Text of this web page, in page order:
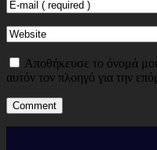
Αποθήκευσε το όνομά
αυτόν τον πλοηγό για την